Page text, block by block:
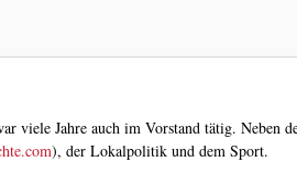
viele Jahre auch im Vorstand tätig. Neben
), der Lokalpolitik und dem Sport.